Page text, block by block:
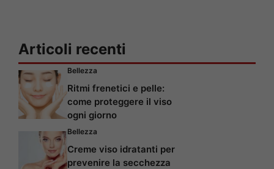
Articoli recenti
Bellezza
Ritmi frenetici e pelle:
come proteggere il viso
ogni giorno
Bellezza
Creme viso idratanti per
prevenire la secchezza